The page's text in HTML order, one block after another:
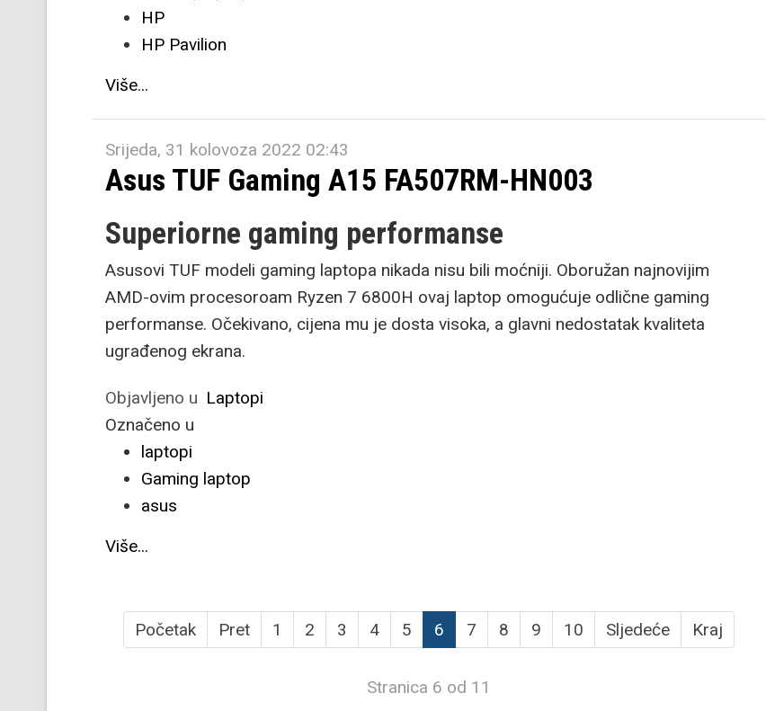
HP
HP Pavilion
Više...
Srijeda, 31 kolovoza 2022 02:43
Asus TUF Gaming A15 FA507RM-HN003
Superiorne gaming performanse
Asusovi TUF modeli gaming laptopa nikada nisu bili moćniji. Oboružan najnovijim
AMD-ovim procesoroam Ryzen 7 6800H ovaj laptop omogućuje odlične gaming
performanse. Očekivano, cijena mu je dosta visoka, a glavni nedostatak kvaliteta
ugrađenog ekrana.
Objavljeno u Laptopi
Označeno u
laptopi
Gaming laptop
asus
Više...
Početak Pret 1 2 3 4 5 6 7 8 9 10 Sljedeće Kraj
Stranica 6 od 11